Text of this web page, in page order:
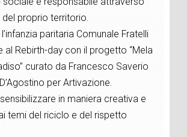
del proprio territorio.
paritaria Comunale Fratelli
al Rebirth-day con il progetto “Mela
curato da Francesco Saverio
per Artivazione.
sensibilizzare in maniera creativa e
temi del riciclo e del rispetto